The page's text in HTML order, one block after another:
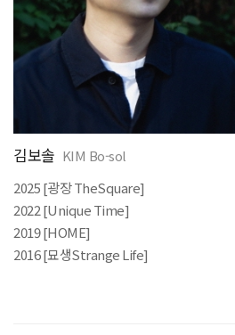
김보솔 KIM Bo-sol
2025 [광장TheSquare]
2022 [Unique Time]
2019 [HOME]
2016 [묘생Strange Life]